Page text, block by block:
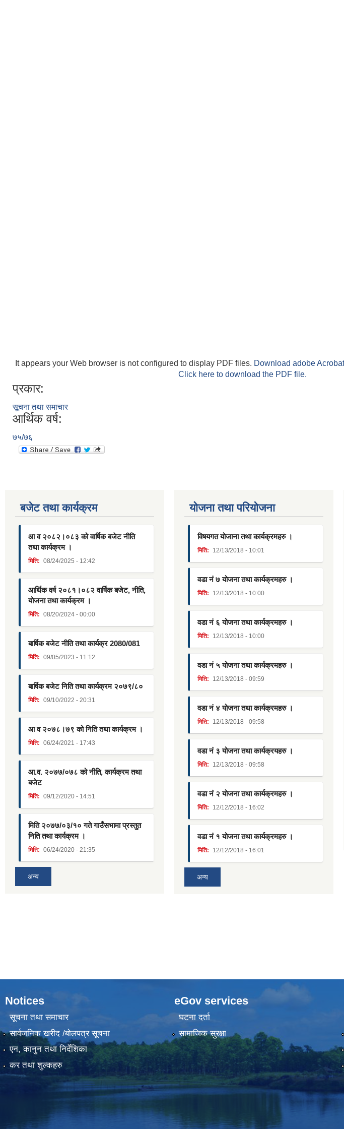
It appears your Web browser is not configured to display PDF files. Download adobe
Click here to download the PDF file.
प्रकार:
सूचना तथा समाचार
आर्थिक वर्ष:
७५/७६
बजेट तथा कार्यक्रम
आ व २०८२।०८३ को वार्षिक बजेट नीति
तथा कार्यक्रम ।
मिति: 08/24/2025 - 12:42
आर्थिक वर्ष २०८१।०८२ वार्षिक बजेट, नीति,
योजना तथा कार्यक्रम ।
मिति: 08/20/2024 - 00:00
बार्षिक बजेट नीति तथा कार्यक्र 2080/081
मिति: 09/05/2023 - 11:12
बार्षिक बजेट निति तथा कार्यक्रम २०७९/८०
मिति: 09/10/2022 - 20:31
आ व २०७८।७९ को निति तथा कार्यक्रम ।
मिति: 06/24/2021 - 17:43
आ.व. २०७७/०७८ को नीति, कार्यक्रम तथा
बजेट
मिति: 09/12/2020 - 14:51
मिति २०७७/०३/१० गते गाउँसभामा प्रस्तुत
निति तथा कार्यक्रम ।
मिति: 06/24/2020 - 21:35
अन्य
याेजना तथा परियाेजना
विषयगत योजाना तथा कार्यक्रमहरु ।
मिति: 12/13/2018 - 10:01
वडा नं ७ योजना तथा कार्यक्रमहरु ।
मिति: 12/13/2018 - 10:00
वडा नं ६ योजना तथा कार्यक्रमहरु ।
मिति: 12/13/2018 - 10:00
वडा नं ५ योजना तथा कार्यक्रमहरु ।
मिति: 12/13/2018 - 09:59
वडा नं ४ योजना तथा कार्यक्रमहरु ।
मिति: 12/13/2018 - 09:58
वडा नं ३ योजना तथा कार्यक्रयहरु ।
मिति: 12/13/2018 - 09:58
वडा नं २ योजना तथा कार्यक्रमहरु ।
मिति: 12/12/2018 - 16:02
वडा नं १ योजना तथा कार्यक्रमहरु ।
मिति: 12/12/2018 - 16:01
अन्य
Notices
सूचना तथा समाचार
सार्वजनिक खरीद /बोलपत्र सूचना
एन, कानुन तथा निर्देशिका
कर तथा शुल्कहरु
eGov services
घटना दर्ता
सामाजिक सुरक्षा